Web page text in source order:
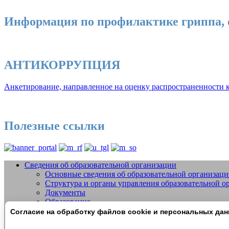
Информация по профилактике гриппа,
АНТИКОРРУПЦИЯ
Анкетирование, направленное на оценку
Полезные ссылки
Добро пожаловать на сайт МБУДО
Сведения об образовательной организации
Основные сведения об образовательной
Структура и органы управления образовательной
Документы
Образование
Образовательные стандарты и требования
Согласие на обработку файлов cookie и персональных